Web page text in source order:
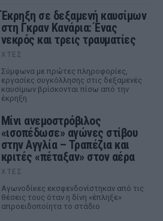
Έκρηξη σε δεξαμενή καυσίμων
στη Γκραν Κανάρια: Ένας
νεκρός και τρεις τραυματίες
ΧΤΕΣ
Σύμφωνα με πρώτες πληροφορίες,
εργασίες συγκόλλησης στις δεξαμενές
καυσίμων βρίσκονται πίσω από την
έκρηξη
Μίνι ανεμοστρόβιλος
«ισοπέδωσε» αγώνες στίβου
στην Αγγλία – Τραπέζια και
κριτές «πέταξαν» στον αέρα
ΧΤΕΣ
Αγωνοδίκες εκσφενδονίστηκαν από τις
θέσεις τους όταν η δίνη «έπληξε»
απροειδοποίητα το στάδιο